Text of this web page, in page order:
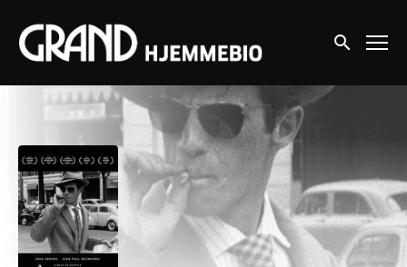
Accessibility Links
Søg nu